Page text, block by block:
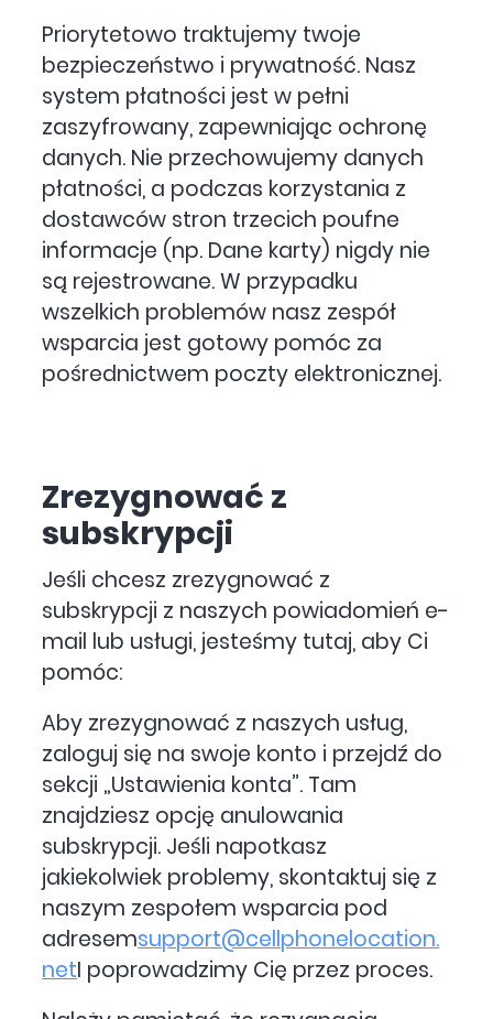
Priorytetowo traktujemy twoje
bezpieczeństwo i prywatność. Nasz
system płatności jest w pełni
zaszyfrowany, zapewniając ochronę
danych. Nie przechowujemy danych
płatności, a podczas korzystania z
dostawców stron trzecich poufne
informacje (np. Dane karty) nigdy nie
są rejestrowane. W przypadku
wszelkich problemów nasz zespół
wsparcia jest gotowy pomóc za
pośrednictwem poczty elektronicznej.
Zrezygnować z
subskrypcji
Jeśli chcesz zrezygnować z
subskrypcji z naszych powiadomień e-
mail lub usługi, jesteśmy tutaj, aby Ci
pomóc:
Aby zrezygnować z naszych usług,
zaloguj się na swoje konto i przejdź do
sekcji „Ustawienia konta”. Tam
znajdziesz opcję anulowania
subskrypcji. Jeśli napotkasz
jakiekolwiek problemy, skontaktuj się z
naszym zespołem wsparcia pod
adresemsupport@cellphonelocation.
netI poprowadzimy Cię przez proces.